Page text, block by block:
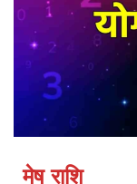
मेष राशि